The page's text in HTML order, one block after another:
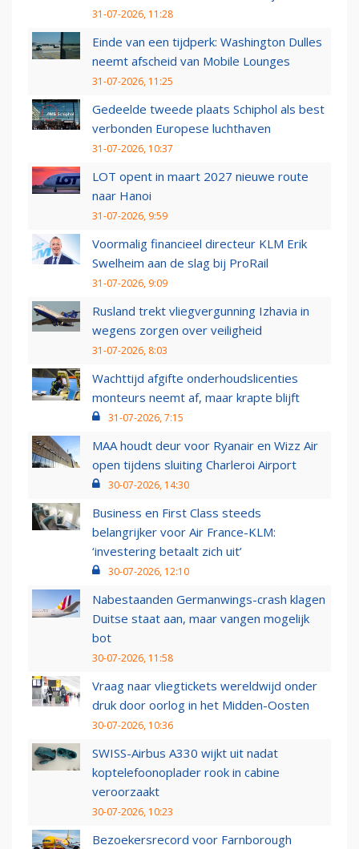
31-07-2026, 11:28
Einde van een tijdperk: Washington Dulles
neemt afscheid van Mobile Lounges
31-07-2026, 11:25
Gedeelde tweede plaats Schiphol als best
verbonden Europese luchthaven
31-07-2026, 10:37
LOT opent in maart 2027 nieuwe route
naar Hanoi
31-07-2026, 9:59
Voormalig financieel directeur KLM Erik
Swelheim aan de slag bij ProRail
31-07-2026, 9:09
Rusland trekt vliegvergunning Izhavia in
wegens zorgen over veiligheid
31-07-2026, 8:03
Wachttijd afgifte onderhoudslicenties
monteurs neemt af, maar krapte blijft
31-07-2026, 7:15
MAA houdt deur voor Ryanair en Wizz Air
open tijdens sluiting Charleroi Airport
30-07-2026, 14:30
Business en First Class steeds
belangrijker voor Air France-KLM:
‘investering betaalt zich uit’
30-07-2026, 12:10
Nabestaanden Germanwings-crash klagen
Duitse staat aan, maar vangen mogelijk
bot
30-07-2026, 11:58
Vraag naar vliegtickets wereldwijd onder
druk door oorlog in het Midden-Oosten
30-07-2026, 10:36
SWISS-Airbus A330 wijkt uit nadat
koptelefoonoplader rook in cabine
veroorzaakt
30-07-2026, 10:23
Bezoekersrecord voor Farnborough